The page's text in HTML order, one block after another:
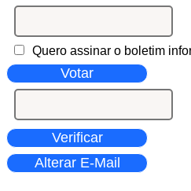
Quero assinar o boletim
Votar
Verificar
Alterar E-Mail